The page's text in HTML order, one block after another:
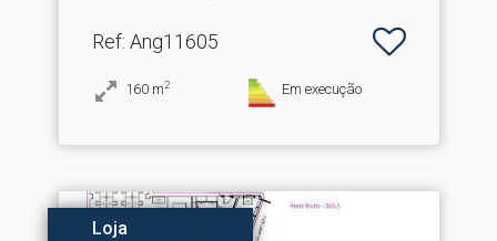
Ref: Ang11605
160 m2 Em execução
Loja